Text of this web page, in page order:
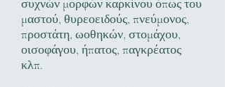
συχνών μορφών καρκίνου όπως του
μαστού, θυρεοειδούς, πνεύμονος,
προστάτη, ωοθηκών, στομάχου,
οισοφάγου, ήπατος, παγκρέατος
κλπ.